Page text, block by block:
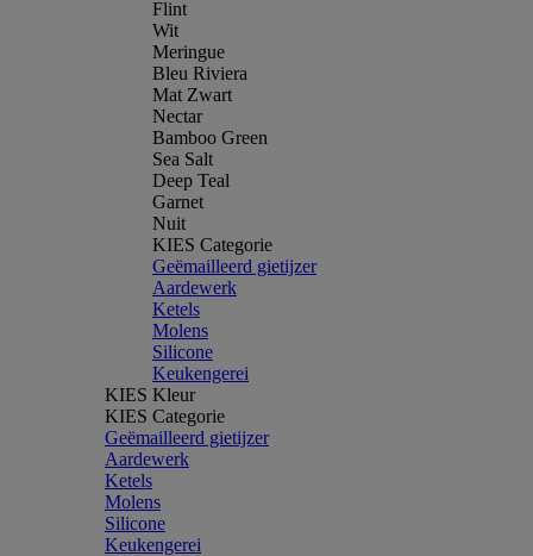
Flint
Wit
Meringue
Bleu Riviera
Mat Zwart
Nectar
Bamboo Green
Sea Salt
Deep Teal
Garnet
Nuit
KIES Categorie
Geëmailleerd gietijzer
Aardewerk
Ketels
Molens
Silicone
Keukengerei
KIES Kleur
KIES Categorie
Geëmailleerd gietijzer
Aardewerk
Ketels
Molens
Silicone
Keukengerei